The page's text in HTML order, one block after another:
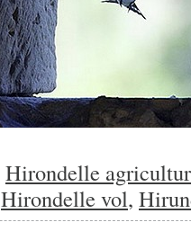
Hirondelle
Hirondelle vol,